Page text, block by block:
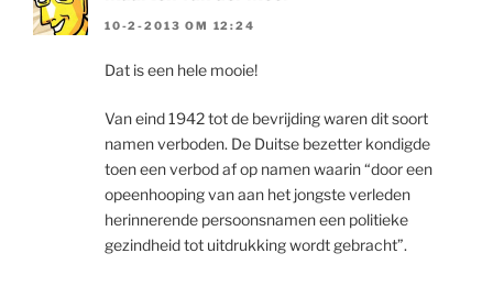
10-2-2013 OM 12:24
Dat is een hele mooie!
Van eind 1942 tot de bevrijding waren dit soort
namen verboden. De Duitse bezetter kondigde
toen een verbod af op namen waarin “door een
opeenhooping van aan het jongste verleden
herinnerende persoonsnamen een politieke
gezindheid tot uitdrukking wordt gebracht”.